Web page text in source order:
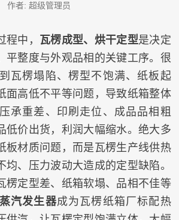
作者: 超级管理员
中， 瓦楞成型、烘干定型是决定
平整度与外观品相的关键工序。很
瓦楞塌陷、楞型不饱满、纸板起
面高低不平等问题，导致纸箱整体
承重差、印刷走位、成品品相粗
低价出货，利润大幅缩水。绝大多
板材质问题，而是瓦楞生产线供热
均、压力波动大造成的定型缺陷。
楞定型差、纸箱软塌、品相不佳等
汽发生器成为瓦楞纸箱厂标配热